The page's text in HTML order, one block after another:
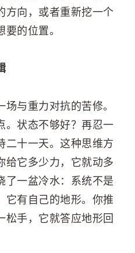
方向，或者重新挖一个
的位置。
与重力对抗的苦修。
。状态不够好？再忍一
二十一天。这种思维方
给它多少力，它就动多
了一盆冷水：系统不是
它有自己的地形。你推
松手，它就答应地形回